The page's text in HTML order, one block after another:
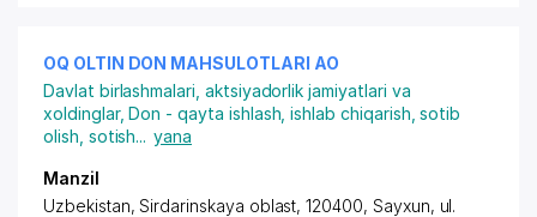
OQ OLTIN DON MAHSULOTLARI АО
Davlat birlashmalari, aktsiyadorlik jamiyatlari va
xoldinglar,Don - qayta ishlash, ishlab chiqarish, sotib
olish, sotish... yana
Manzil
Uzbekistan, Sirdarinskaya oblast, 120400, Sayxun, ul.